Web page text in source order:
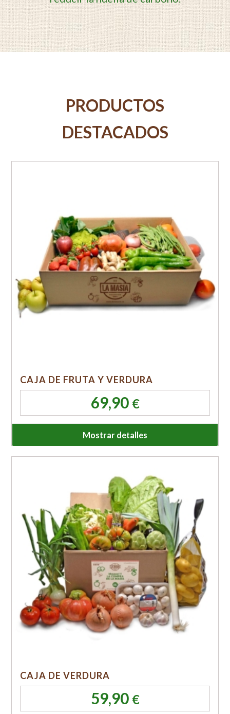
PRODUCTOS
DESTACADOS
CAJA DE FRUTA Y VERDURA
69,90 €
Mostrar detalles
CAJA DE VERDURA
59,90 €